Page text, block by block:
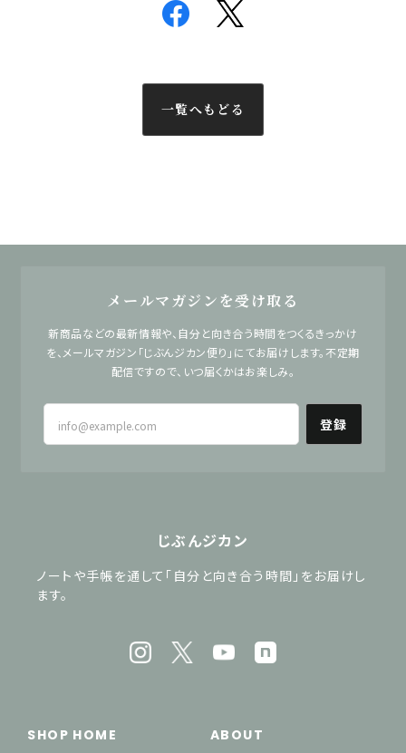
一覧へもどる
メールマガジンを受け取る
新商品などの最新情報や、自分と向き合う時間をつくるきっかけ
を、メールマガジン「じぶんジカン便り」にてお届けします。不定期
配信ですので、いつ届くかはお楽しみ。
登録
じぶんジカン
ノートや手帳を通して「自分と向き合う時間」をお届けし
ます。
SHOP HOME ABOUT